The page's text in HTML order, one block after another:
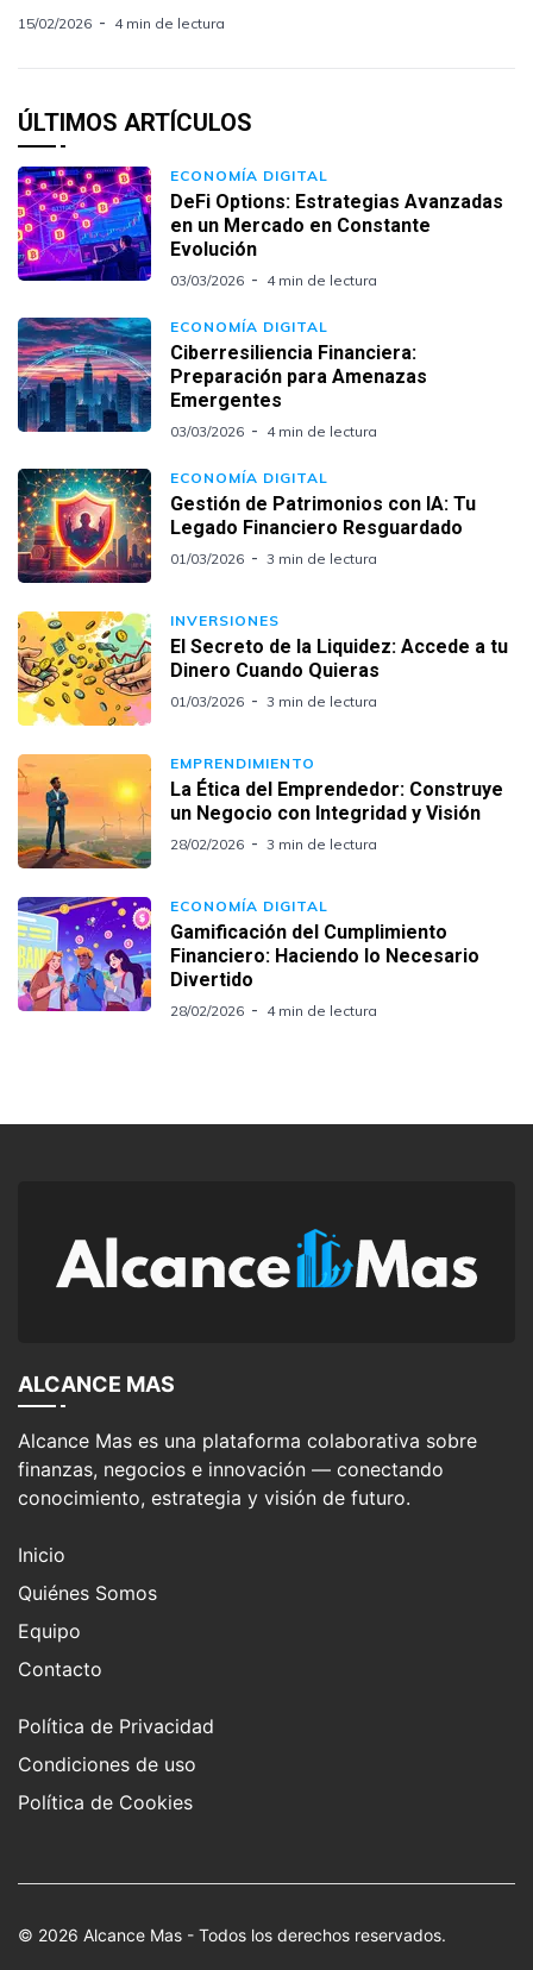
15/02/2026 4 min de lectura
ÚLTIMOS ARTÍCULOS
ECONOMÍA DIGITAL
DeFi Options: Estrategias Avanzadas
en un Mercado en Constante
Evolución
03/03/2026 4 min de lectura
ECONOMÍA DIGITAL
Ciberresiliencia Financiera:
Preparación para Amenazas
Emergentes
03/03/2026 4 min de lectura
ECONOMÍA DIGITAL
Gestión de Patrimonios con IA: Tu
Legado Financiero Resguardado
01/03/2026 3 min de lectura
INVERSIONES
El Secreto de la Liquidez: Accede a tu
Dinero Cuando Quieras
01/03/2026 3 min de lectura
EMPRENDIMIENTO
La Ética del Emprendedor: Construye
un Negocio con Integridad y Visión
28/02/2026 3 min de lectura
ECONOMÍA DIGITAL
Gamificación del Cumplimiento
Financiero: Haciendo lo Necesario
Divertido
28/02/2026 4 min de lectura
ALCANCE MAS
Alcance Mas es una plataforma colaborativa sobre
finanzas, negocios e innovación — conectando
conocimiento, estrategia y visión de futuro.
Inicio
Quiénes Somos
Equipo
Contacto
Política de Privacidad
Condiciones de uso
Política de Cookies
© 2026 Alcance Mas - Todos los derechos reservados.